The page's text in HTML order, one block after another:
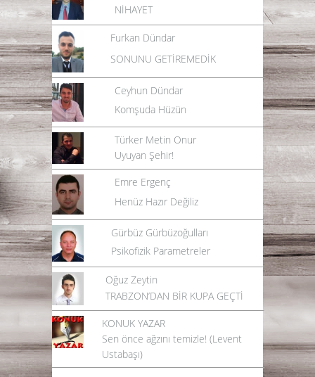
NİHAYET
Furkan Dündar
SONUNU GETİREMEDİK
Ceyhun Dündar
Komşuda Hüzün
Türker Metin Onur
Uyuyan Şehir!
Emre Ergenç
Henüz Hazır Değiliz
Gürbüz Gürbüzoğulları
Psikofizik Parametreler
Oğuz Zeytin
TRABZON’DAN BİR KUPA GEÇTİ
KONUK YAZAR
Sen önce ağzını temizle! (Levent
Ustabaşı)